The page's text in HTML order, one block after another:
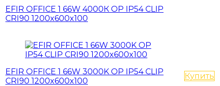
EFIR OFFICE 1 66W 4000К OP IP54 CLIP
CRI90 1200x600x100
EFIR OFFICE 1 66W 3000K OP IP54 CLIP
CRI90 1200x600x100
Купить